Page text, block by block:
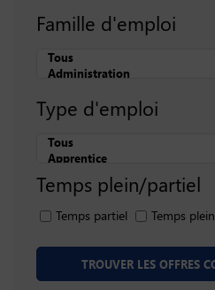
Famille d'emploi
Type d'emploi
Temps plein/partiel
Temps partiel Temps plein